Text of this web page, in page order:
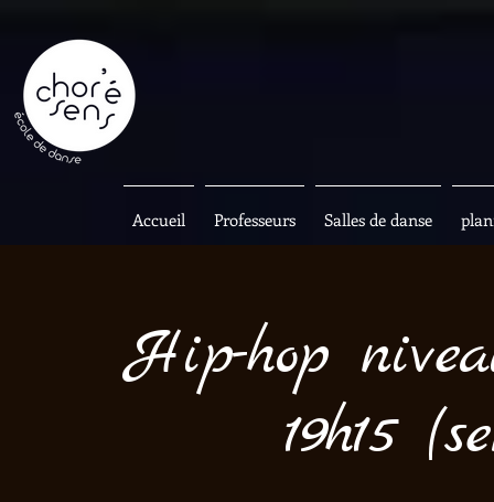
Accueil Professeurs Salles de danse
Hip-hop
19h15